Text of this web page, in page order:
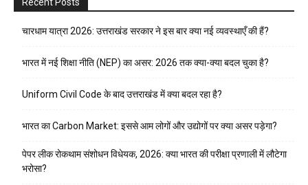
चारधाम यात्रा 2026: उत्तराखंड सरकार ने इस बार क्या नई व्यवस्थाएँ की हैं?
भारत में नई शिक्षा नीति (NEP) का असर: 2026 तक क्या-क्या बदल चुका है?
Uniform Civil Code के बाद उत्तराखंड में क्या बदल रहा है?
भारत का Carbon Market: इससे आम लोगों और उद्योगों पर क्या असर पड़ेगा?
पेपर लीक रोकथाम संशोधन विधेयक, 2026: क्या भारत की परीक्षा प्रणाली में लौटेगा
भरोसा?